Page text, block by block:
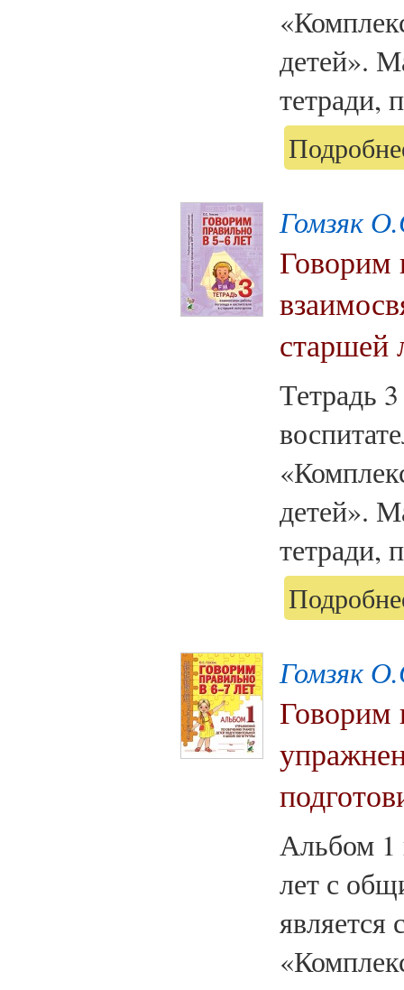
детей».
тетради,
Гомзяк
Говорим
старшей
Тетрадь
детей».
тетради,
Гомзяк
Говорим
Альбом 1
лет с
является